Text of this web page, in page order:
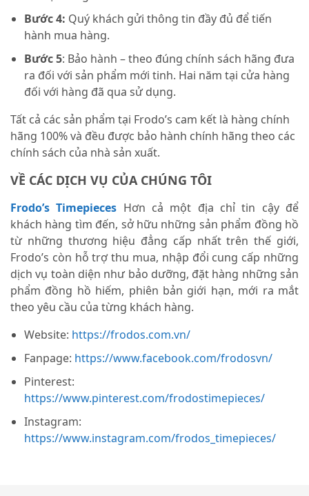
Bước 4: Quý khách gửi thông tin đầy đủ để tiến
hành mua hàng.
Bước 5: Bảo hành – theo đúng chính sách hãng đưa
ra đối với sản phẩm mới tinh. Hai năm tại cửa hàng
đối với hàng đã qua sử dụng.
Tất cả các sản phẩm tại Frodo’s cam kết là hàng chính
hãng 100% và đều được bảo hành chính hãng theo các
chính sách của nhà sản xuất.
VỀ CÁC DỊCH VỤ CỦA CHÚNG TÔI
Frodo’s Timepieces Hơn cả một địa chỉ tin cậy để
khách hàng tìm đến, sở hữu những sản phẩm đồng hồ
từ những thương hiệu đẳng cấp nhất trên thế giới,
Frodo’s còn hỗ trợ thu mua, nhập đổi cung cấp những
dịch vụ toàn diện như bảo dưỡng, đặt hàng những sản
phẩm đồng hồ hiếm, phiên bản giới hạn, mới ra mắt
theo yêu cầu của từng khách hàng.
Website: https://frodos.com.vn/
Fanpage: https://www.facebook.com/frodosvn/
Pinterest:
https://www.pinterest.com/frodostimepieces/
Instagram:
https://www.instagram.com/frodos_timepieces/